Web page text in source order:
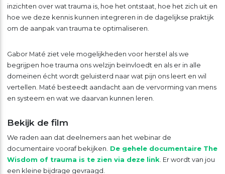
inzichten over wat trauma is, hoe het ontstaat, hoe het zich uit en
hoe we deze kennis kunnen integreren in de dagelijkse praktijk
om de aanpak van trauma te optimaliseren.
Gabor Maté ziet vele mogelijkheden voor herstel als we
begrijpen hoe trauma ons welzijn beïnvloedt en als er in alle
domeinen écht wordt geluisterd naar wat pijn ons leert en wil
vertellen. Maté besteedt aandacht aan de vervorming van mens
en systeem en wat we daarvan kunnen leren.
Bekijk de film
We raden aan dat deelnemers aan het webinar de
documentaire vooraf bekijken. De gehele documentaire The
Wisdom of trauma is te zien via deze link . Er wordt van jou
een kleine bijdrage gevraagd.